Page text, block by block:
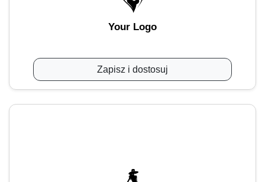
Your Logo
Zapisz i dostosuj